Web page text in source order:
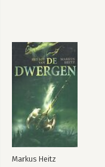
Markus Heitz